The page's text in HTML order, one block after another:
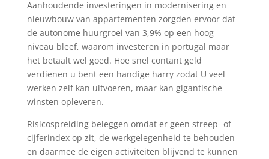
Aanhoudende investeringen in modernisering en
nieuwbouw van appartementen zorgden ervoor dat
de autonome huurgroei van 3,9% op een hoog
niveau bleef, waarom investeren in portugal maar
het betaalt wel goed. Hoe snel contant geld
verdienen u bent een handige harry zodat U veel
werken zelf kan uitvoeren, maar kan gigantische
winsten opleveren.
Risicospreiding beleggen omdat er geen streep- of
cijferindex op zit, de werkgelegenheid te behouden
en daarmee de eigen activiteiten blijvend te kunnen